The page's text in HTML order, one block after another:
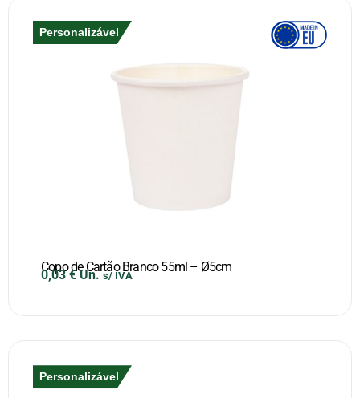
Personalizável
Copo de Cartão Branco 55ml – Ø5cm
0,03€ Un. s/ IVA
Personalizável